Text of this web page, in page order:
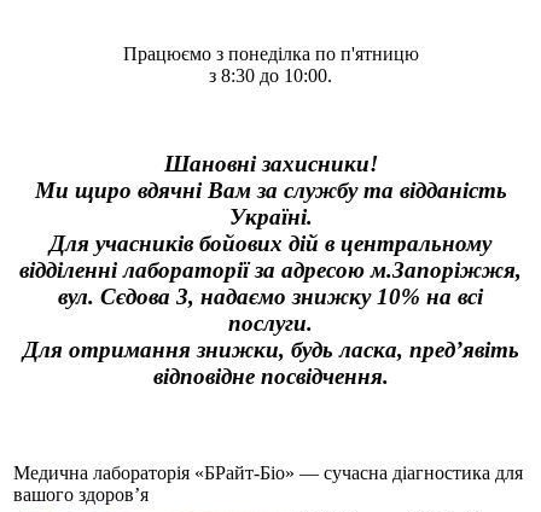
Працюємо з понеділка по п'ятницю
з 8:30 до 10:00.
Шановні захисники!
Ми щиро вдячні Вам за службу та відданість
Україні.
Для учасників бойових дій в центральному
відділенні лабораторії за адресою м.Запоріжжя,
вул. Сєдова 3, надаємо знижку 10% на всі
послуги.
Для отримання знижки, будь ласка, пред’явіть
відповідне посвідчення.
Медична лабораторія «БРайт-Біо» — сучасна діагностика для
вашого здоров’я